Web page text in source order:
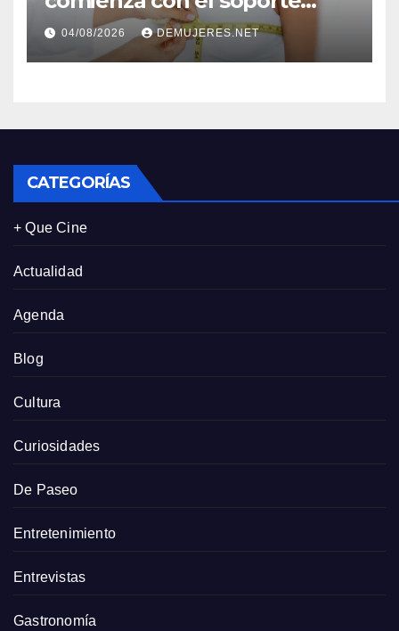
correcto: Caprice revela el
impacto de la lencería en la
salud física de las mujeres
04/08/2026 DEMUJERES.NET
CATEGORÍAS
+ Que Cine
Actualidad
Agenda
Blog
Cultura
Curiosidades
De Paseo
Entretenimiento
Entrevistas
Gastronomía